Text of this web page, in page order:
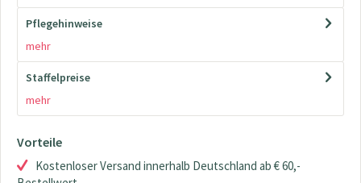
Pflegehinweise
mehr
Staffelpreise
mehr
Vorteile
Kostenloser Versand innerhalb Deutschland ab € 60,-